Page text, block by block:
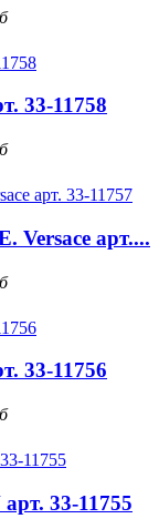
33-11758
Versace арт....
33-11756
33-11755